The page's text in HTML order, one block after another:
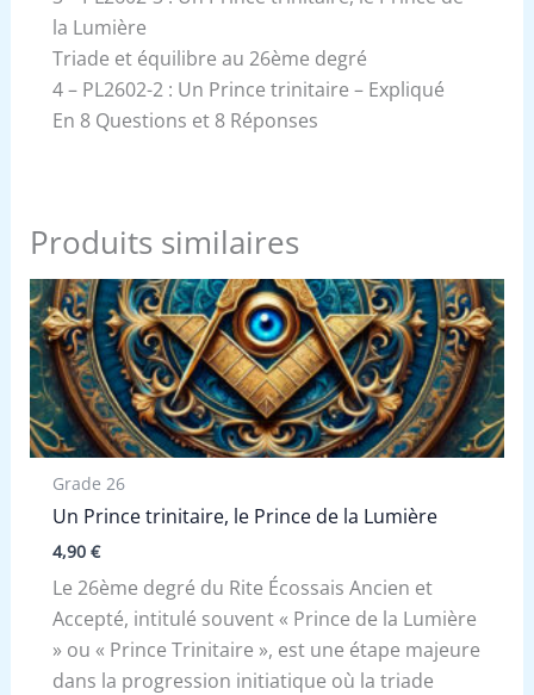
la Lumière
Triade et équilibre au 26ème degré
4 – PL2602-2 : Un Prince trinitaire – Expliqué
En 8 Questions et 8 Réponses
Produits similaires
Grade 26
Un Prince trinitaire, le Prince de la Lumière
4,90 €
Le 26ème degré du Rite Écossais Ancien et
Accepté, intitulé souvent « Prince de la Lumière
» ou « Prince Trinitaire », est une étape majeure
dans la progression initiatique où la triade